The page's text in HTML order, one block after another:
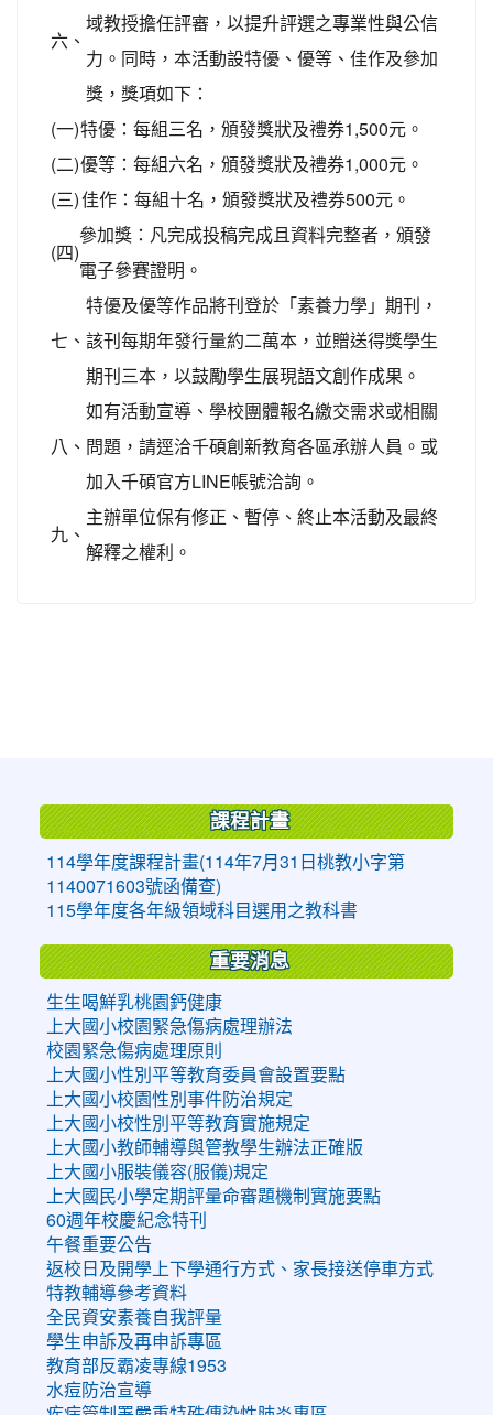
六、
域教授擔任評審，以提升評選之專業性與公信
力。同時，本活動設特優、優等、佳作及參加
獎，獎項如下：
(一)特優：每組三名，頒發獎狀及禮券1,500元。
(二)優等：每組六名，頒發獎狀及禮券1,000元。
(三)佳作：每組十名，頒發獎狀及禮券500元。
(四)
參加獎：凡完成投稿完成且資料完整者，頒發
電子參賽證明。
七、
特優及優等作品將刊登於「素養力學」期刊，
該刊每期年發行量約二萬本，並贈送得獎學生
期刊三本，以鼓勵學生展現語文創作成果。
八、
如有活動宣導、學校團體報名繳交需求或相關
問題，請逕洽千碩創新教育各區承辦人員。或
加入千碩官方LINE帳號洽詢。
九、
主辦單位保有修正、暫停、終止本活動及最終
解釋之權利。
課程計畫
114學年度課程計畫(114年7月31日桃教小字第
1140071603號函備查)
115學年度各年級領域科目選用之教科書
重要消息
生生喝鮮乳桃園鈣健康
上大國小校園緊急傷病處理辦法
校園緊急傷病處理原則
上大國小性別平等教育委員會設置要點
上大國小校園性別事件防治規定
上大國小校性別平等教育實施規定
上大國小教師輔導與管教學生辦法正確版
上大國小服裝儀容(服儀)規定
上大國民小學定期評量命審題機制實施要點
60週年校慶紀念特刊
午餐重要公告
返校日及開學上下學通行方式、家長接送停車方式
特教輔導參考資料
全民資安素養自我評量
學生申訴及再申訴專區
教育部反霸凌專線1953
水痘防治宣導